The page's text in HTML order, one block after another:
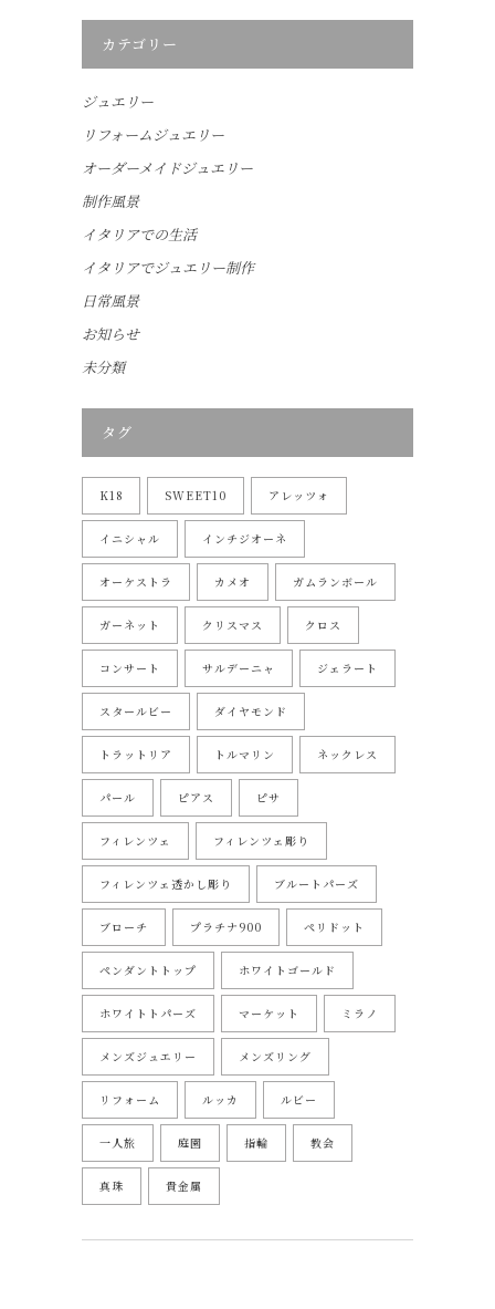
カテゴリー
ジュエリー
リフォームジュエリー
オーダーメイドジュエリー
制作風景
イタリアでの生活
イタリアでジュエリー制作
日常風景
お知らせ
未分類
タグ
K18 SWEET10 アレッツォ
イニシャル インチジオーネ
オーケストラ カメオ ガムランボール
ガーネット クリスマス クロス
コンサート サルデーニャ ジェラート
スタールビー ダイヤモンド
トラットリア トルマリン ネックレス
パール ピアス ピサ
フィレンツェ フィレンツェ彫り
フィレンツェ透かし彫り ブルートパーズ
ブローチ プラチナ900 ペリドット
ペンダントトップ ホワイトゴールド
ホワイトトパーズ マーケット ミラノ
メンズジュエリー メンズリング
リフォーム ルッカ ルビー
一人旅 庭園 指輪 教会
真珠 貴金属